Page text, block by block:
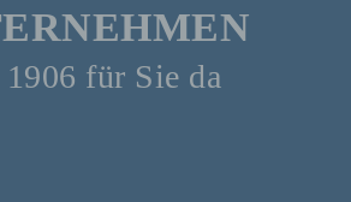
für Sie da